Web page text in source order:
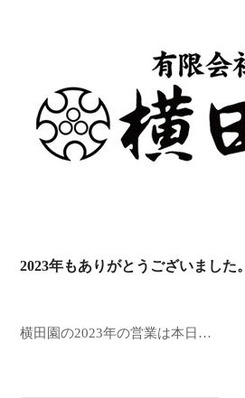
2023年もありがとうございました。
横田園の2023年の営業は本日…